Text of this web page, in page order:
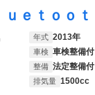
年式 2013年
車検 車検整備付
整備 法定整備付
排気量 1500cc